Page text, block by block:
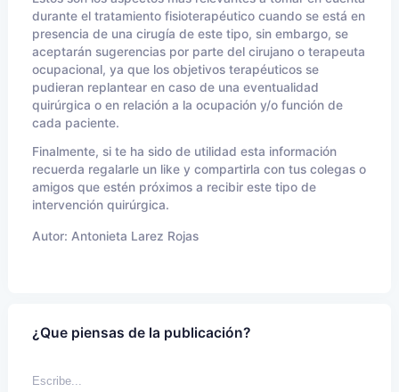
durante el tratamiento fisioterapéutico cuando se está en
presencia de una cirugía de este tipo, sin embargo, se
aceptarán sugerencias por parte del cirujano o terapeuta
ocupacional, ya que los objetivos terapéuticos se
pudieran replantear en caso de una eventualidad
quirúrgica o en relación a la ocupación y/o función de
cada paciente.
Finalmente, si te ha sido de utilidad esta información
recuerda regalarle un like y compartirla con tus colegas o
amigos que estén próximos a recibir este tipo de
intervención quirúrgica.
Autor: Antonieta Larez Rojas
¿Que piensas de la publicación?